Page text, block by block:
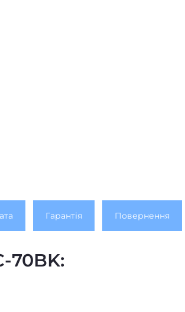
Гарантія Повернення
70BK: